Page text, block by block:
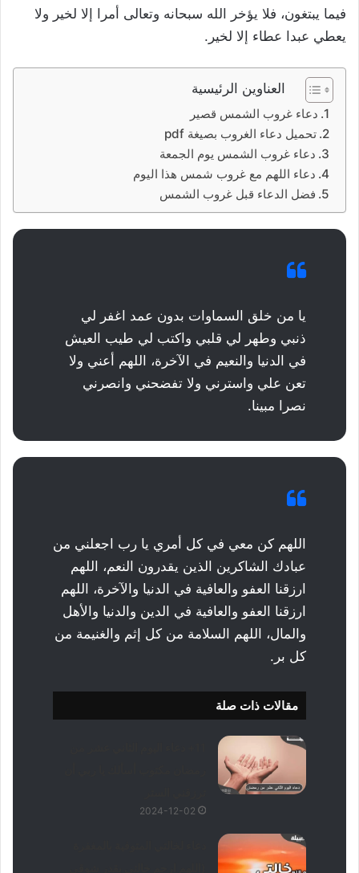
فيما يبتغون، فلا يؤخر الله سبحانه وتعالى أمرا إلا لخير ولا
يعطي عبدا عطاء إلا لخير.
العناوين الرئيسية
دعاء غروب الشمس قصير
تحميل دعاء الغروب بصيغة pdf
دعاء غروب الشمس يوم الجمعة
دعاء اللهم مع غروب شمس هذا اليوم
فضل الدعاء قبل غروب الشمس
يا من خلق السماوات بدون عمد اغفر لي
ذنبي وطهر لي قلبي واكتب لي طيب العيش
في الدنيا والنعيم في الآخرة، اللهم أعني ولا
تعن علي واسترني ولا تفضحني وانصرني
نصرا مبينا.
اللهم كن معي في كل أمري يا رب اجعلني من
عبادك الشاكرين الذين يقدرون النعم، اللهم
ارزقنا العفو والعافية في الدنيا والآخرة، اللهم
ارزقنا العفو والعافية في الدين والدنيا والأهل
والمال، اللهم السلامة من كل إثم والغنيمة من
كل بر.
مقالات ذات صلة
2024-12-02